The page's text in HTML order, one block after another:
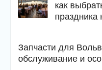
как
праздника
Запчасти для
обслуживание и